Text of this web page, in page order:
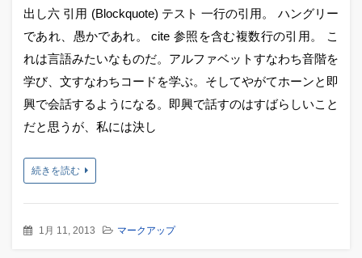
出し六 引用 (Blockquote) テスト 一行の引用。 ハングリー
であれ、愚かであれ。 cite 参照を含む複数行の引用。 こ
れは言語みたいなものだ。アルファベットすなわち音階を
学び、文すなわちコードを学ぶ。そしてやがてホーンと即
興で会話するようになる。即興で話すのはすばらしいこと
だと思うが、私には決し
続きを読む
1月 11, 2013 マークアップ